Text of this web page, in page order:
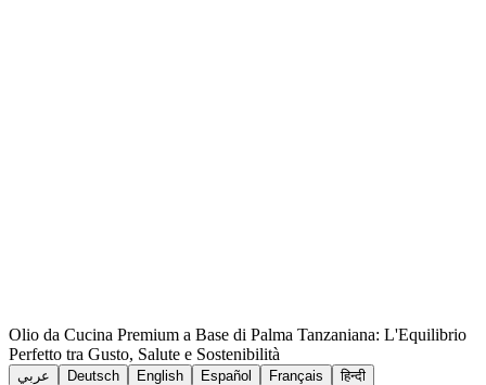
Olio da Cucina Premium a Base di Palma Tanzaniana: L'Equilibrio
Perfetto tra Gusto, Salute e Sostenibilità
عربي Deutsch English Español Français
हिन्दी